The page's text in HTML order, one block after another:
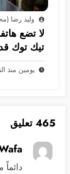
وليد رضا
لا تضع
تيك توك
يومين منذ
465 تعليق
دائماً